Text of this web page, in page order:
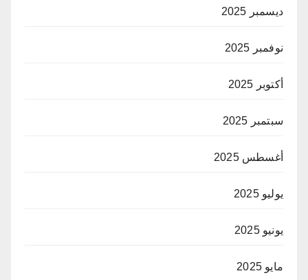
ديسمبر 2025
نوفمبر 2025
أكتوبر 2025
سبتمبر 2025
أغسطس 2025
يوليو 2025
يونيو 2025
مايو 2025